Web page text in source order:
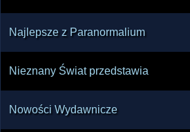
Najlepsze z Paranormalium
Nieznany Świat przedstawia
Nowości Wydawnicze